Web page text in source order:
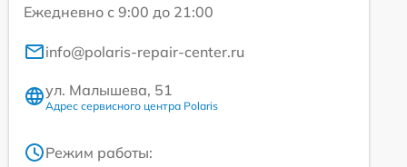
Ежедневно с 9:00 до 21:00
info@polaris-repair-center.ru
ул. Малышева, 51
Адрес сервисного центра Polaris
Режим работы: